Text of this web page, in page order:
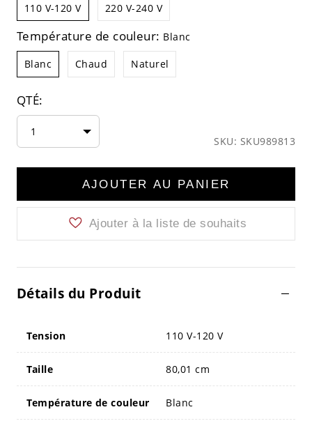
110 V-120 V 220 V-240 V
Température de couleur: Blanc
Blanc Chaud Naturel
QTÉ:
1
SKU: SKU989813
AJOUTER AU PANIER
Ajouter à la liste de souhaits
Détails du Produit
Tension 110 V-120 V
Taille 80,01 cm
Température de couleur Blanc